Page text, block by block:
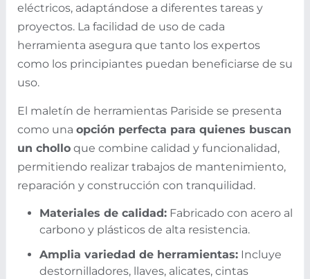
eléctricos, adaptándose a diferentes tareas y
proyectos. La facilidad de uso de cada
herramienta asegura que tanto los expertos
como los principiantes puedan beneficiarse de su
uso.
El maletín de herramientas Pariside se presenta
como una opción perfecta para quienes buscan
un chollo que combine calidad y funcionalidad,
permitiendo realizar trabajos de mantenimiento,
reparación y construcción con tranquilidad.
Materiales de calidad: Fabricado con acero al
carbono y plásticos de alta resistencia.
Amplia variedad de herramientas: Incluye
destornilladores, llaves, alicates, cintas